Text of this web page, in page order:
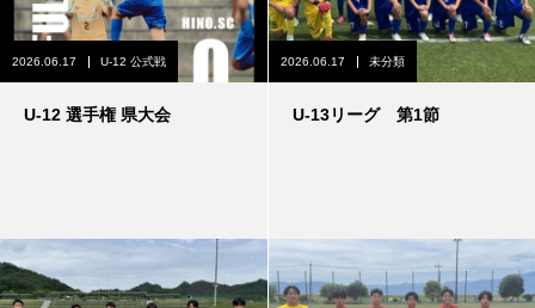
2026.06.17 U-12 公式戦
U-12 選手権 県大会
2026.06.17 未分類
U-13リーグ 第1節